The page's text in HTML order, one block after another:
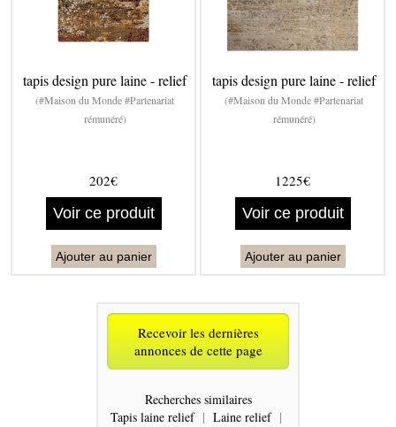
tapis design pure laine - relief
(#Maison du Monde #Partenariat
rémunéré)
202€
Voir ce produit
Ajouter au panier
tapis design pure laine - relief
(#Maison du Monde #Partenariat
rémunéré)
1225€
Voir ce produit
Ajouter au panier
Recevoir les dernières
annonces de cette page
Recherches similaires
Tapis laine relief | Laine relief |